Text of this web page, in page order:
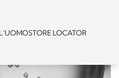
STORE LOCATOR